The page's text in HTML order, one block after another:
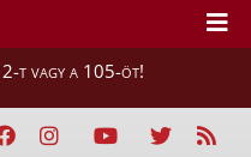
t vagy a 105-öt!